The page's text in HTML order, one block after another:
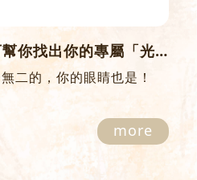
蔡司前導波技術，可幫你找出你的專屬「光學指紋」
二的，你的眼睛也是！
more